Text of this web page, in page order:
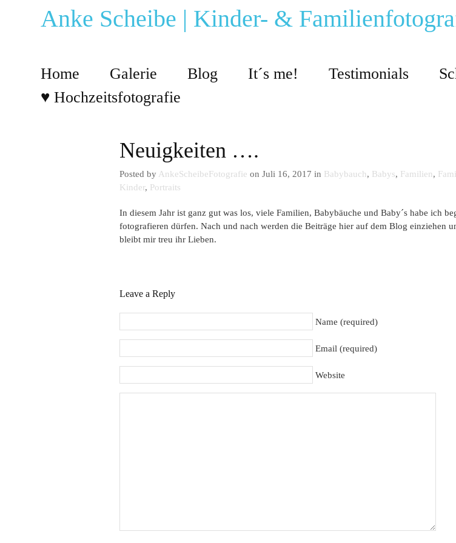
Anke Scheibe | Kinder- &
Home Galerie Blog It´s me! Testimonials
♥ Hochzeitsfotografie
Neuigkeiten ….
Posted by AnkeScheibeFotografie on Juli 16, 2017 in Babybauch, Babys, Familien,
Kinder, Portraits
In diesem Jahr ist ganz gut was los, viele Familien, Babybäuche und Baby´s habe ich
fotografieren dürfen. Nach und nach werden die Beiträge hier auf dem Blog einziehen
bleibt mir treu ihr Lieben.
Leave a Reply
Name (required)
Email (required)
Website